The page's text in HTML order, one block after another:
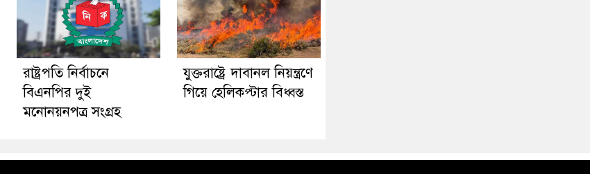
রাষ্ট্রপতি নির্বাচনে
বিএনপির দুই
মনোনয়নপত্র সংগ্রহ
যুক্তরাষ্ট্রে দাবানল নিয়ন্ত্রণে
গিয়ে হেলিকপ্টার বিধ্বস্ত